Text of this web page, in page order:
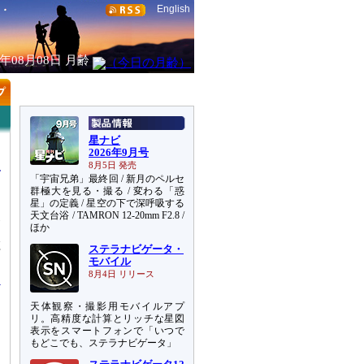
English
08月08日 月齢
星ナビ
2026年9月号
8月5日 発売
「宇宙兄弟」最終回 / 新月のペルセ
群極大を見る・撮る / 変わる「惑
星」の定義 / 星空の下で深呼吸する
天文台浴 / TAMRON 12-20mm F2.8 /
ほか
ステラナビゲータ・
モバイル
8月4日 リリース
天体観察・撮影用モバイルアプ
リ。高精度な計算とリッチな星図
表示をスマートフォンで「いつで
もどこでも、ステラナビゲータ」